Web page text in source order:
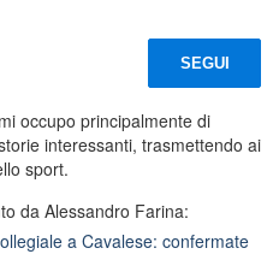
SEGUI
occupo principalmente di
interessanti, trasmettendo ai
sport.
da Alessandro Farina:
a Cavalese: confermate